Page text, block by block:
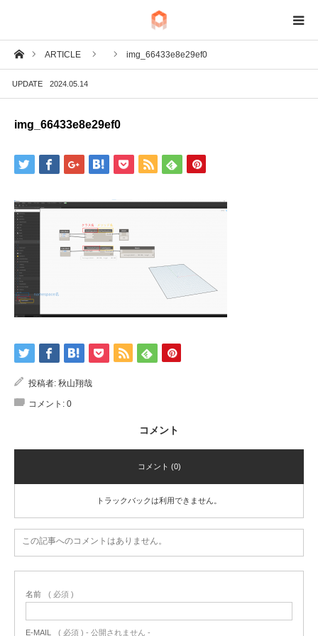
ホームARTICLE img_66433e8e29ef0
UPDATE 2024.05.14
img_66433e8e29ef0
投稿者: 秋山翔哉
コメント: 0
コメント
コメント (0)
トラックバックは利用できません。
この記事へのコメントはありません。
名前 ( 必須 )
E-MAIL ( 必須 ) - 公開されません -
BIM
IoT